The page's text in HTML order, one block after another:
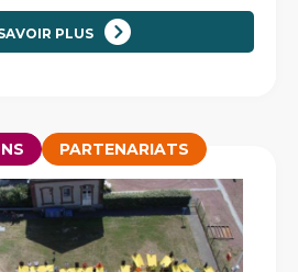
PLUS
PARTENARIATS